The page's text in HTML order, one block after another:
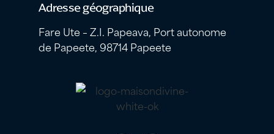
Adresse géographique
Fare Ute – Z.I. Papeava, Port autonome
de Papeete, 98714 Papeete